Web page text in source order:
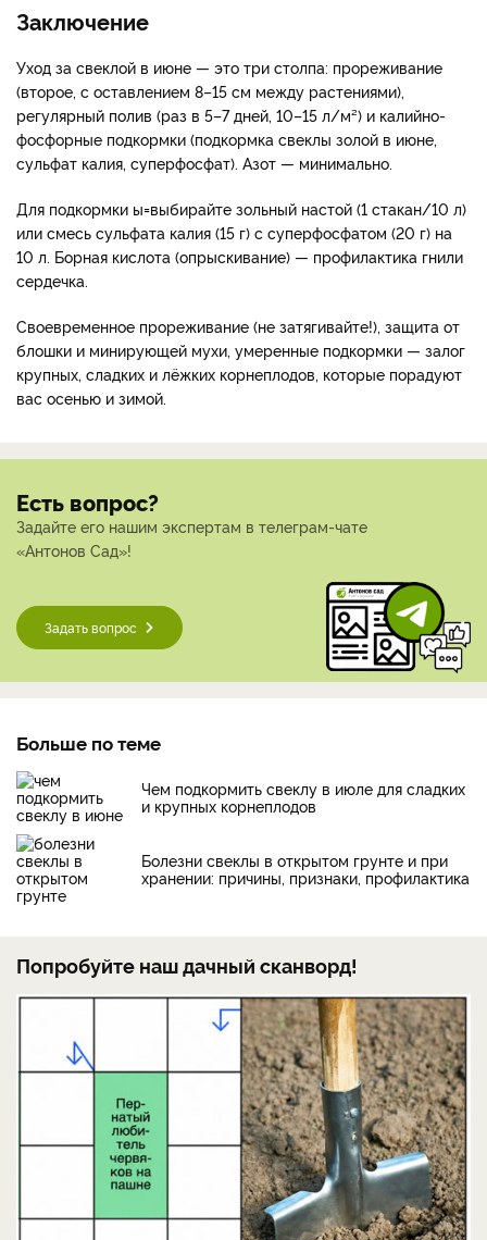
Заключение
Уход за свеклой в июне — это три столпа: прореживание
(второе, с оставлением 8–15 см между растениями),
регулярный полив (раз в 5–7 дней, 10–15 л/м²) и калийно-
фосфорные подкормки (подкормка свеклы золой в июне,
сульфат калия, суперфосфат). Азот — минимально.
Для подкормки ы=выбирайте зольный настой (1 стакан/10 л)
или смесь сульфата калия (15 г) с суперфосфатом (20 г) на
10 л. Борная кислота (опрыскивание) — профилактика гнили
сердечка.
Своевременное прореживание (не затягивайте!), защита от
блошки и минирующей мухи, умеренные подкормки — залог
крупных, сладких и лёжких корнеплодов, которые порадуют
вас осенью и зимой.
Есть вопрос?
Задайте его нашим экспертам в телеграм-чате
«Антонов Сад»!
Задать вопрос
Больше по теме
Чем подкормить свеклу в июле для сладких
и крупных корнеплодов
Болезни свеклы в открытом грунте и при
хранении: причины, признаки, профилактика
Попробуйте наш дачный сканворд!